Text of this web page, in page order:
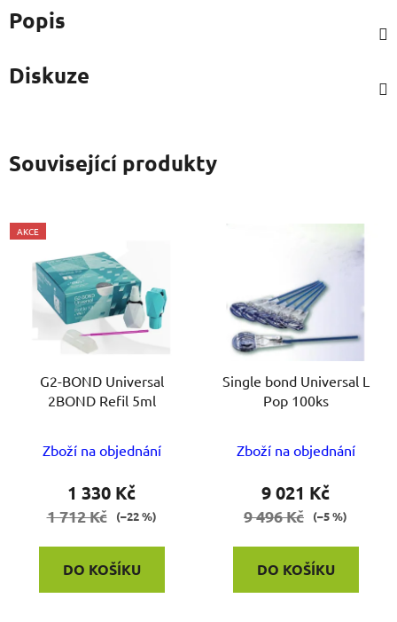
Popis
Diskuze
Související produkty
AKCE
G2-BOND Universal
2BOND Refil 5ml
Zboží na objednání
1 330 Kč
1 712 Kč (–22 %)
DO KOŠÍKU
Single bond Universal L
Pop 100ks
Zboží na objednání
9 021 Kč
9 496 Kč (–5 %)
DO KOŠÍKU